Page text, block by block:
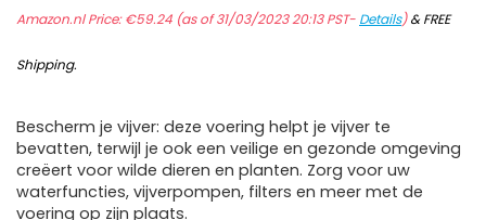
Amazon.nl Price:€59.24 (as of 31/03/2023 20:13 PST- Details)&FREE
Shipping.
Bescherm je vijver: deze voering helpt je vijver te
bevatten, terwijl je ook een veilige en gezonde omgeving
creëert voor wilde dieren en planten. Zorg voor uw
waterfuncties, vijverpompen, filters en meer met de
voering op zijn plaats.